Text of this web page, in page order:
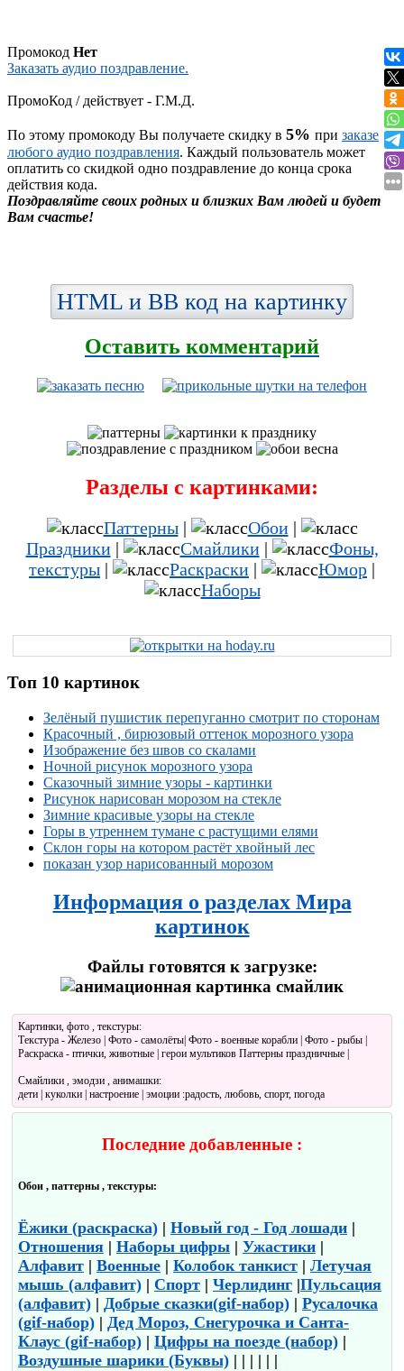
Промокод Нет
Заказать аудио поздравление.
ПромоКод / действует - Г.М.Д.
По этому промокоду Вы получаете скидку в 5% при заказе
любого аудио поздравления. Каждый пользователь может
оплатить со скидкой одно поздравление до конца срока
действия кода.
Поздравляйте своих родных и близких Вам людей и будет
Вам счастье!
HTML и BB код на картинку
Оставить комментарий
Разделы с картинками:
Паттерны| Обои|
Праздники| Смайлики|
Фоны,
текстуры | Раскраски | Юмор |
Наборы
Топ 10 картинок
Зелёный пушистик перепуганно смотрит по сторонам
Красочный , бирюзовый оттенок морозного узора
Изображение без швов со скалами
Ночной рисунок морозного узора
Сказочный зимние узоры - картинки
Рисунок нарисован морозом на стекле
Зимние красивые узоры на стекле
Горы в утреннем тумане с растущими елями
Склон горы на котором растёт хвойный лес
показан узор нарисованный морозом
Информация о разделах Мира
картинок
Файлы готовятся к загрузке:
Картинки, фото , текстуры:
Текстура - Железо | Фото - самолёты| Фото - военные корабли | Фото - рыбы |
Раскраска - птички, животные | герои мультиков Паттерны праздничные |
Смайлики , эмодзи , анимашки:
дети | куколки | настроение | эмоции :радость, любовь, спорт, погода
Последние добавленные :
Обои , паттерны , текстуры:
Ёжики (раскраска) | Новый год - Год лошади |
Отношения | Наборы цифры | Ужастики |
Алфавит | Военные | Колобок танкист | Летучая
мышь (алфавит) | Спорт | Черлидинг |Пульсация
(алфавит) | Добрые сказки(gif-набор) | Русалочка
(gif-набор) | Дед Мороз, Снегурочка и Санта-
Клаус (gif-набор) | Цифры на поезде (набор) |
Воздушные шарики (Буквы) | | | | | |